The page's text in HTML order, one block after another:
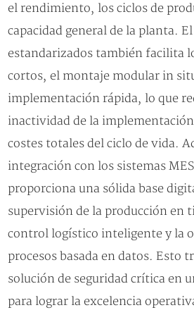
el rendimiento, los ciclos de
capacidad general de la planta.
estandarizados también facilita
cortos, el montaje modular in
implementación rápida, lo que
inactividad de la
costes totales del ciclo de vida.
integración con los sistemas
proporciona una sólida base
supervisión de la producción en
control logístico inteligente y la
procesos basada en datos. Esto
solución de seguridad crítica en
para lograr la excelencia